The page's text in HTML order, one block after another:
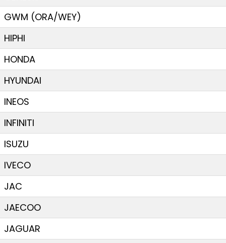
GWM (ORA/WEY)
HIPHI
HONDA
HYUNDAI
INEOS
INFINITI
ISUZU
IVECO
JAC
JAECOO
JAGUAR